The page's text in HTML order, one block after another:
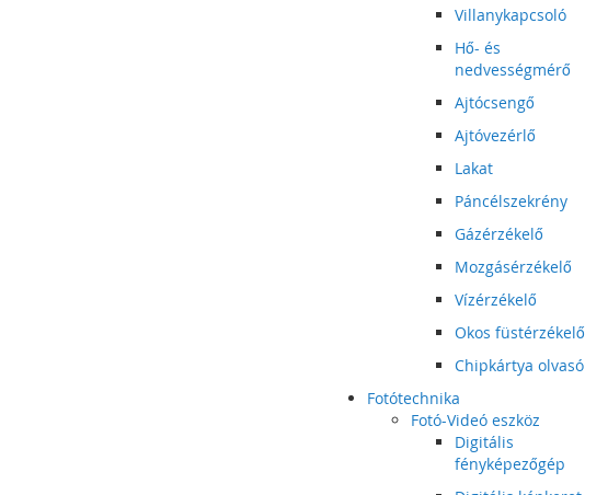
Villanykapcsoló
Hő- és
nedvességmérő
Ajtócsengő
Ajtóvezérlő
Lakat
Páncélszekrény
Gázérzékelő
Mozgásérzékelő
Vízérzékelő
Okos füstérzékelő
Chipkártya olvasó
Fotótechnika
Fotó-Videó eszköz
Digitális
fényképezőgép